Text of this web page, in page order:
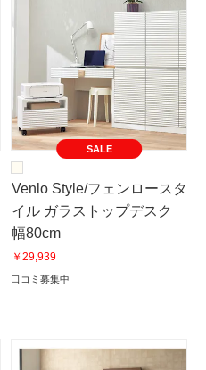
SALE
Venlo Style/フェンロースタ
イル ガラストップデスク
幅80cm
￥29,939
口コミ募集中